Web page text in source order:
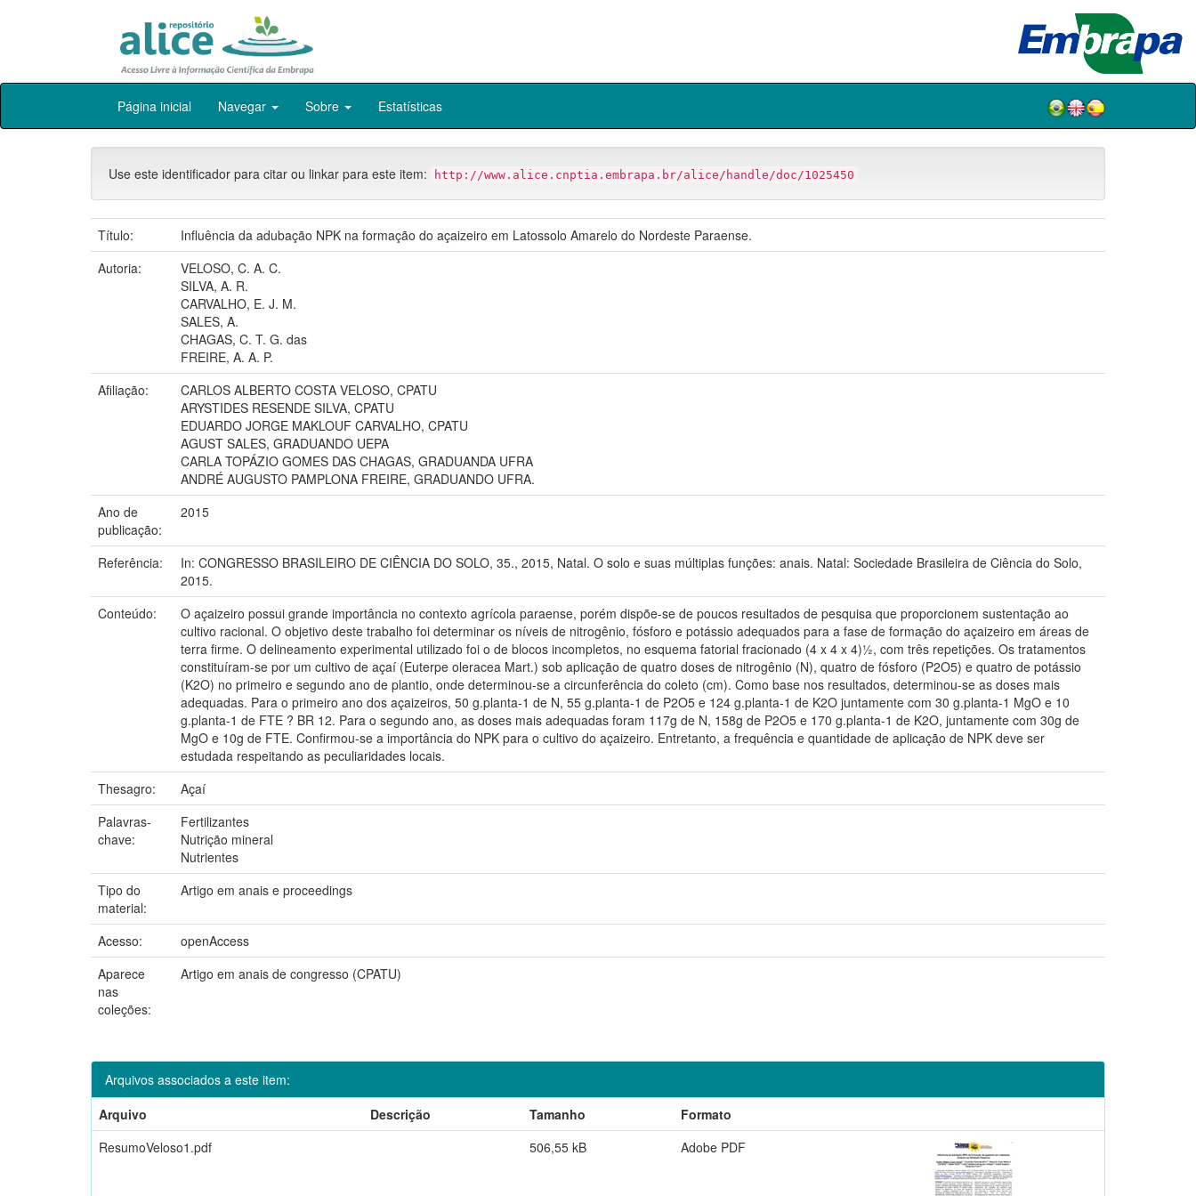
Skip
Página inicial Navegar Sobre Estatísticas
Use este identificador para citar ou linkar para este item: http://www.alice.cnptia.embrapa.br/alice/handle/doc/1025450
Título:
Influência da adubação NPK na formação do açaizeiro em Latossolo Amarelo do Nordeste Paraense.
Autoria:
VELOSO, C. A. C.
SILVA, A. R.
CARVALHO, E. J. M.
SALES, A.
CHAGAS, C. T. G. das
FREIRE, A. A. P.
Afiliação:
CARLOS ALBERTO COSTA VELOSO, CPATU
ARYSTIDES RESENDE SILVA, CPATU
EDUARDO JORGE MAKLOUF CARVALHO, CPATU
AGUST SALES, GRADUANDO UEPA
CARLA TOPÁZIO GOMES DAS CHAGAS, GRADUANDA UFRA
ANDRÉ AUGUSTO PAMPLONA FREIRE, GRADUANDO UFRA.
Ano de
publicação:
2015
Referência:
In: CONGRESSO BRASILEIRO DE CIÊNCIA DO SOLO, 35., 2015, Natal. O solo e suas múltiplas funções: anais. Natal: Sociedade Brasileira de Ciência do Solo,
2015.
Conteúdo:
O açaizeiro possui grande importância no contexto agrícola paraense, porém dispõe-se de poucos resultados de pesquisa que proporcionem sustentação ao
cultivo racional. O objetivo deste trabalho foi determinar os níveis de nitrogênio, fósforo e potássio adequados para a fase de formação do açaizeiro em áreas de
terra firme. O delineamento experimental utilizado foi o de blocos incompletos, no esquema fatorial fracionado (4 x 4 x 4)½, com três repetições. Os tratamentos
constituíram-se por um cultivo de açaí (Euterpe oleracea Mart.) sob aplicação de quatro doses de nitrogênio (N), quatro de fósforo (P2O5) e quatro de potássio
(K2O) no primeiro e segundo ano de plantio, onde determinou-se a circunferência do coleto (cm). Como base nos resultados, determinou-se as doses mais
adequadas. Para o primeiro ano dos açaizeiros, 50 g.planta-1 de N, 55 g.planta-1 de P2O5 e 124 g.planta-1 de K2O juntamente com 30 g.planta-1 MgO e 10
g.planta-1 de FTE ? BR 12. Para o segundo ano, as doses mais adequadas foram 117g de N, 158g de P2O5 e 170 g.planta-1 de K2O, juntamente com 30g de
MgO e 10g de FTE. Confirmou-se a importância do NPK para o cultivo do açaizeiro. Entretanto, a frequência e quantidade de aplicação de NPK deve ser
estudada respeitando as peculiaridades locais.
Thesagro:
Açaí
Palavras-
chave:
Fertilizantes
Nutrição mineral
Nutrientes
Tipo do
material:
Artigo em anais e proceedings
Acesso:
openAccess
Aparece
nas
coleções:
Artigo em anais de congresso (CPATU)
Arquivos associados a este item:
Arquivo
Descrição Tamanho
Formato
ResumoVeloso1.pdf
506,55 kB Adobe PDF